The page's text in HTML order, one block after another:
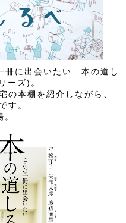
冊に出会いたい 本の道し
ーズ)。
の本棚を紹介しながら、
す。